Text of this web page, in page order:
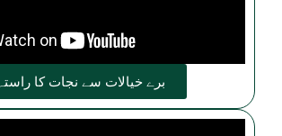
برے خیالات سے نجات کا راستہ